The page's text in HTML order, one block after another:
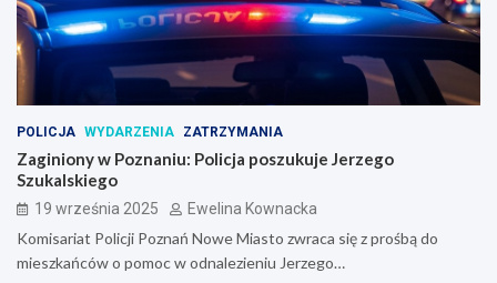
POLICJA WYDARZENIA ZATRZYMANIA
Zaginiony w Poznaniu: Policja poszukuje Jerzego
Szukalskiego
19 września 2025 Ewelina Kownacka
Komisariat Policji Poznań Nowe Miasto zwraca się z prośbą do
mieszkańców o pomoc w odnalezieniu Jerzego…